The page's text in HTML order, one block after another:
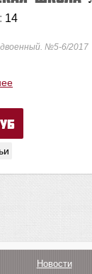
14
№5-6/2017
Новости